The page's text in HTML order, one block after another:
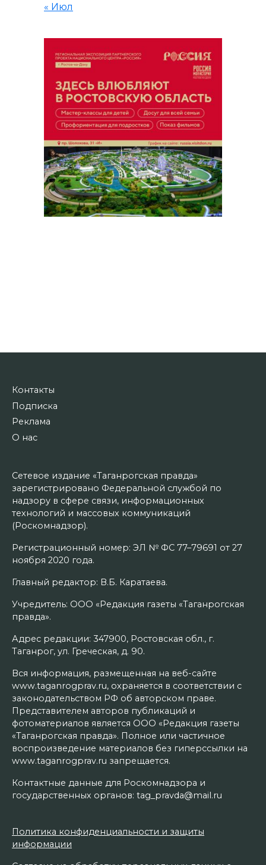
« Июл
Контакты
Подписка
Реклама
О нас
Сетевое издание «Таганрогская правда»
зарегистрировано Федеральной службой по
надзору в сфере связи, информационных
технологий и массовых коммуникаций
(Роскомнадзор).
Регистрационный номер: ЭЛ № ФС 77–79691 от 27
ноября 2020 года.
Главный редактор: В.Б. Каратаева.
Учредитель: ООО «Редакция газеты «Таганрогская
правда».
Адрес редакции: 347900, Ростовская обл., г.
Таганрог, ул. Греческая, д. 90.
Вся информация, размещенная на веб-сайте
www.taganrogprav.ru, охраняется в соответствии с
законодательством РФ об авторском праве.
Представителем авторов публикаций и
фотоматериалов является ООО «Редакция газеты
«Таганрогская правда». Полное или частичное
воспроизведение материалов без гиперссылки на
www.taganrogprav.ru запрещается.
Контактные данные для Роскомнадзора и
государственных органов: tag_pravda@mail.ru
Политика конфиденциальности и защиты
информации